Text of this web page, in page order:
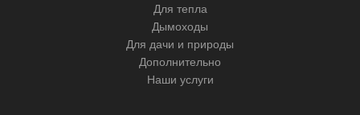
Для тепла
Дымоходы
Для дачи и природы
Дополнительно
Наши услуги